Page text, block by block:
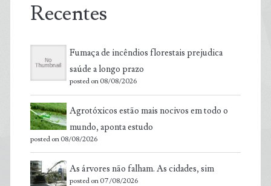
Recentes
Fumaça de incêndios florestais prejudica
saúde a longo prazo
posted on 08/08/2026
Agrotóxicos estão mais nocivos em todo o
mundo, aponta estudo
posted on 08/08/2026
As árvores não falham. As cidades, sim
posted on 07/08/2026